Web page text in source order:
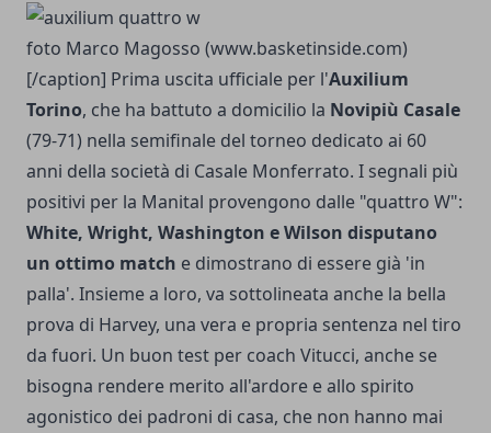
foto Marco Magosso (www.basketinside.com)
[/caption] Prima uscita ufficiale per l'Auxilium
Torino, che ha battuto a domicilio la Novipiù Casale
(79-71) nella semifinale del torneo dedicato ai 60
anni della società di Casale Monferrato. I segnali più
positivi per la Manital provengono dalle "quattro W":
White, Wright, Washington e Wilson disputano
un ottimo match e dimostrano di essere già 'in
palla'. Insieme a loro, va sottolineata anche la bella
prova di Harvey, una vera e propria sentenza nel tiro
da fuori. Un buon test per coach Vitucci, anche se
bisogna rendere merito all'ardore e allo spirito
agonistico dei padroni di casa, che non hanno mai